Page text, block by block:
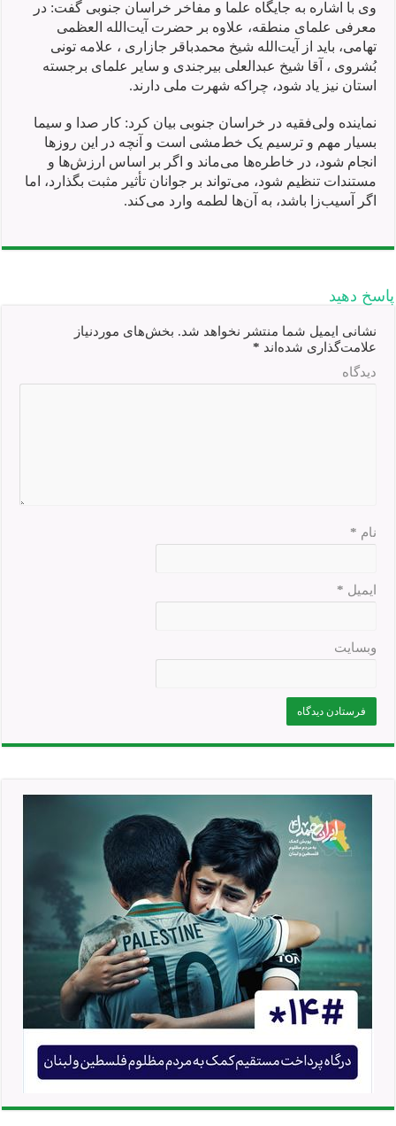
وی با اشاره به جایگاه علما و مفاخر خراسان جنوبی گفت: در
معرفی علمای منطقه، علاوه بر حضرت آیت‌الله العظمی
تهامی، باید از آیت‌الله شیخ محمدباقر جازاری ، علامه تونی
بُشروی ، آقا شیخ عبدالعلی بیرجندی و سایر علمای برجسته
استان نیز یاد شود، چراکه شهرت ملی دارند.
نماینده ولی‌فقیه در خراسان جنوبی بیان کرد: کار صدا و سیما
بسیار مهم و ترسیم یک خط‌مشی است و آنچه در این روزها
انجام شود، در خاطره‌ها می‌ماند و اگر بر اساس ارزش‌ها و
مستندات تنظیم شود، می‌تواند بر جوانان تأثیر مثبت بگذارد، اما
اگر آسیب‌زا باشد، به آن‌ها لطمه وارد می‌کند.
پاسخ دهید
نشانی ایمیل شما منتشر نخواهد شد. بخش‌های موردنیاز
علامت‌گذاری شده‌اند *
دیدگاه
نام *
ایمیل *
وبسایت